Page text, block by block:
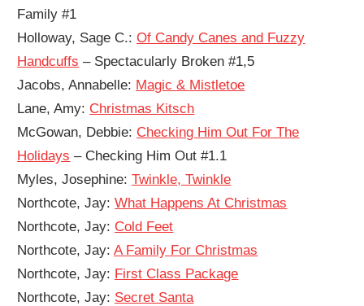
Family #1
Holloway, Sage C.:Of Candy Canes and Fuzzy
Handcuffs – Spectacularly Broken #1,5
Jacobs, Annabelle: Magic & Mistletoe
Lane, Amy: Christmas Kitsch
McGowan, Debbie: Checking Him Out For The
Holidays – Checking Him Out #1.1
Myles, Josephine:Twinkle, Twinkle
Northcote, Jay:What Happens At Christmas
Northcote, Jay: Cold Feet
Northcote, Jay:A Family For Christmas
Northcote, Jay: First Class Package
Northcote, Jay: Secret Santa